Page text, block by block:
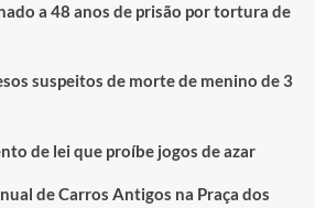
a 48 anos de prisão por tortura de
suspeitos de morte de menino de 3
de lei que proíbe jogos de azar
de Carros Antigos na Praça dos